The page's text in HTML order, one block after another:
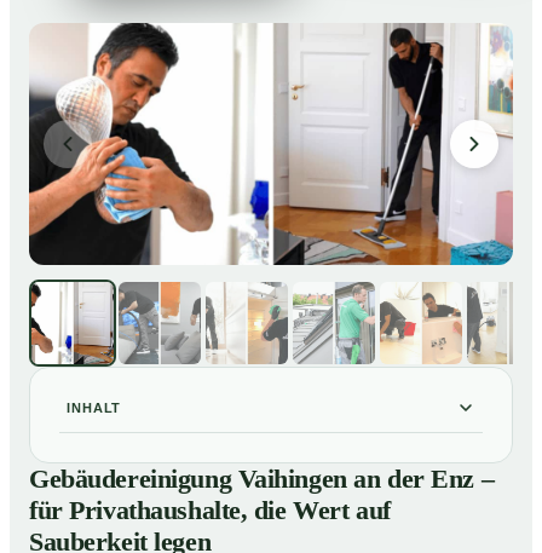
INHALT
01Gebäudereinigung Vaihingen an der Enz – für
Privathaushalte, die Wert auf Sauberkeit legen
02 Unsere Leistungen im Überblick
Gebäudereinigung Vaihingen an der Enz –
für Privathaushalte, die Wert auf
Sauberkeit legen